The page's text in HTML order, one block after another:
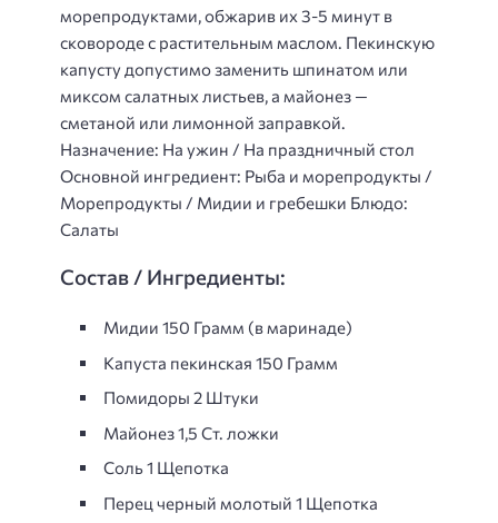
морепродуктами, обжарив их 3-5 минут в
сковороде с растительным маслом. Пекинскую
капусту допустимо заменить шпинатом или
миксом салатных листьев, а майонез —
сметаной или лимонной заправкой.
Назначение: На ужин / На праздничный стол
Основной ингредиент: Рыба и морепродукты /
Морепродукты / Мидии и гребешки Блюдо:
Салаты
Состав / Ингредиенты:
Мидии 150 Грамм (в маринаде)
Капуста пекинская 150 Грамм
Помидоpы 2 Штуки
Майонез 1,5 Ст. ложки
Соль 1 Щепотка
Перец черный молотый 1 Щепотка